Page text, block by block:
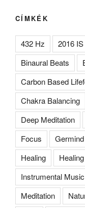
CÍMKÉK
432 Hz 2016
Binaural Beats
Carbon Based
Chakra Balancing
Deep Meditation
Focus
Germind
Healing
Instrumental Music
Meditation